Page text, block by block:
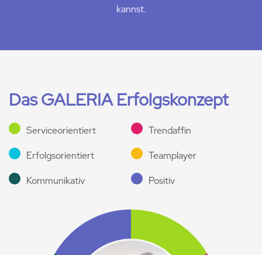
kannst.
Das GALERIA Erfolgskonzept
Serviceorientiert Trendaffin
Erfolgsorientiert Teamplayer
Kommunikativ Positiv